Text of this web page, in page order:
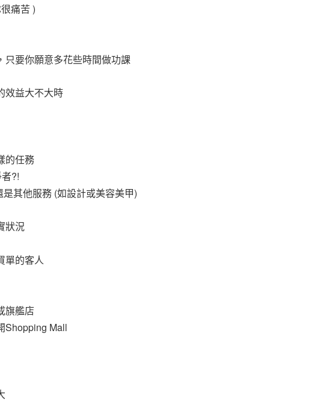
痛苦 )
只要你願意多花些時間做功課
效益大不大時
的任務
?!
其他服務 (如設計或美容美甲)
狀況
單的客人
旗艦店
Shopping Mall